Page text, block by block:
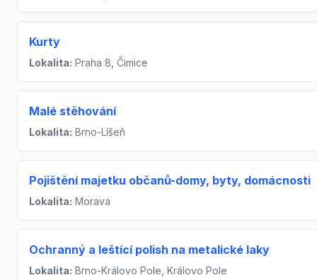
Kurty
Lokalita: Praha 8, Čimice
Malé stěhování
Lokalita: Brno-Líšeň
Pojištění majetku občanů-domy, byty, domácnosti
Lokalita: Morava
Ochranný a leštící polish na metalické laky
Lokalita: Brno-Královo Pole, Královo Pole